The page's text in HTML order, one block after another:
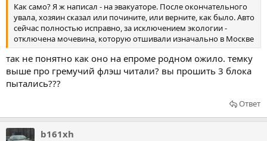
Как само? Я ж написал - на эвакуаторе. После окончательного
увала, хозяин сказал или почините, или верните, как было. Авто
сейчас полностью исправно, за исключением экологии -
отключена мочевина, которую отшивали изначально в Москве
так не понятно как оно на епроме родном ожило. темку
выше про гремучий флэш читали? вы прошить 3 блока
пытались???
Ответ
b161xh